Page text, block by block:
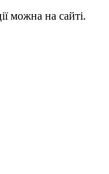
можна на сайті.